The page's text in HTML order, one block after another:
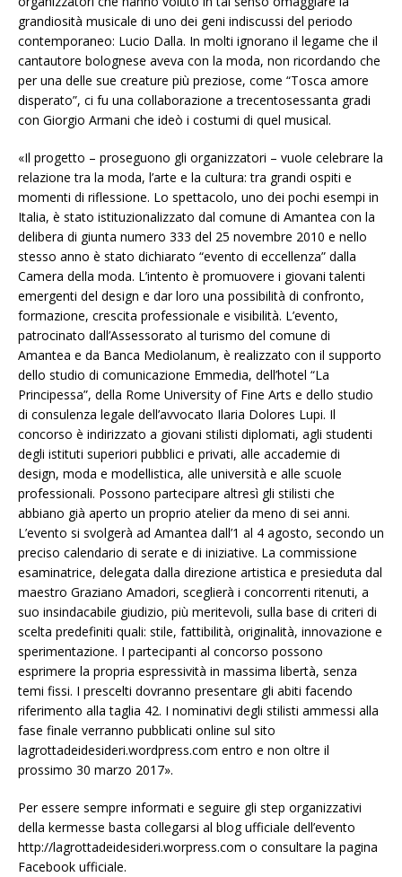
grandiosità musicale di uno dei geni indiscussi del periodo
contemporaneo: Lucio Dalla. In molti ignorano il legame che il
cantautore bolognese aveva con la moda, non ricordando che
per una delle sue creature più preziose, come “Tosca amore
disperato”, ci fu una collaborazione a trecentosessanta gradi
con Giorgio Armani che ideò i costumi di quel musical.
«Il progetto – proseguono gli organizzatori – vuole celebrare la
relazione tra la moda, l’arte e la cultura: tra grandi ospiti e
momenti di riflessione. Lo spettacolo, uno dei pochi esempi in
Italia, è stato istituzionalizzato dal comune di Amantea con la
delibera di giunta numero 333 del 25 novembre 2010 e nello
stesso anno è stato dichiarato “evento di eccellenza” dalla
Camera della moda. L’intento è promuovere i giovani talenti
emergenti del design e dar loro una possibilità di confronto,
formazione, crescita professionale e visibilità. L’evento,
patrocinato dall’Assessorato al turismo del comune di
Amantea e da Banca Mediolanum, è realizzato con il supporto
dello studio di comunicazione Emmedia, dell’hotel “La
Principessa”, della Rome University of Fine Arts e dello studio
di consulenza legale dell’avvocato Ilaria Dolores Lupi. Il
concorso è indirizzato a giovani stilisti diplomati, agli studenti
degli istituti superiori pubblici e privati, alle accademie di
design, moda e modellistica, alle università e alle scuole
professionali. Possono partecipare altresì gli stilisti che
abbiano già aperto un proprio atelier da meno di sei anni.
L’evento si svolgerà ad Amantea dall’1 al 4 agosto, secondo un
preciso calendario di serate e di iniziative. La commissione
esaminatrice, delegata dalla direzione artistica e presieduta dal
maestro Graziano Amadori, sceglierà i concorrenti ritenuti, a
suo insindacabile giudizio, più meritevoli, sulla base di criteri di
scelta predefiniti quali: stile, fattibilità, originalità, innovazione e
sperimentazione. I partecipanti al concorso possono
esprimere la propria espressività in massima libertà, senza
temi fissi. I prescelti dovranno presentare gli abiti facendo
riferimento alla taglia 42. I nominativi degli stilisti ammessi alla
fase finale verranno pubblicati online sul sito
lagrottadeidesideri.wordpress.com entro e non oltre il
prossimo 30 marzo 2017».
Per essere sempre informati e seguire gli step organizzativi
della kermesse basta collegarsi al blog ufficiale dell’evento
http://lagrottadeidesideri.worpress.com o consultare la pagina
Facebook ufficiale.